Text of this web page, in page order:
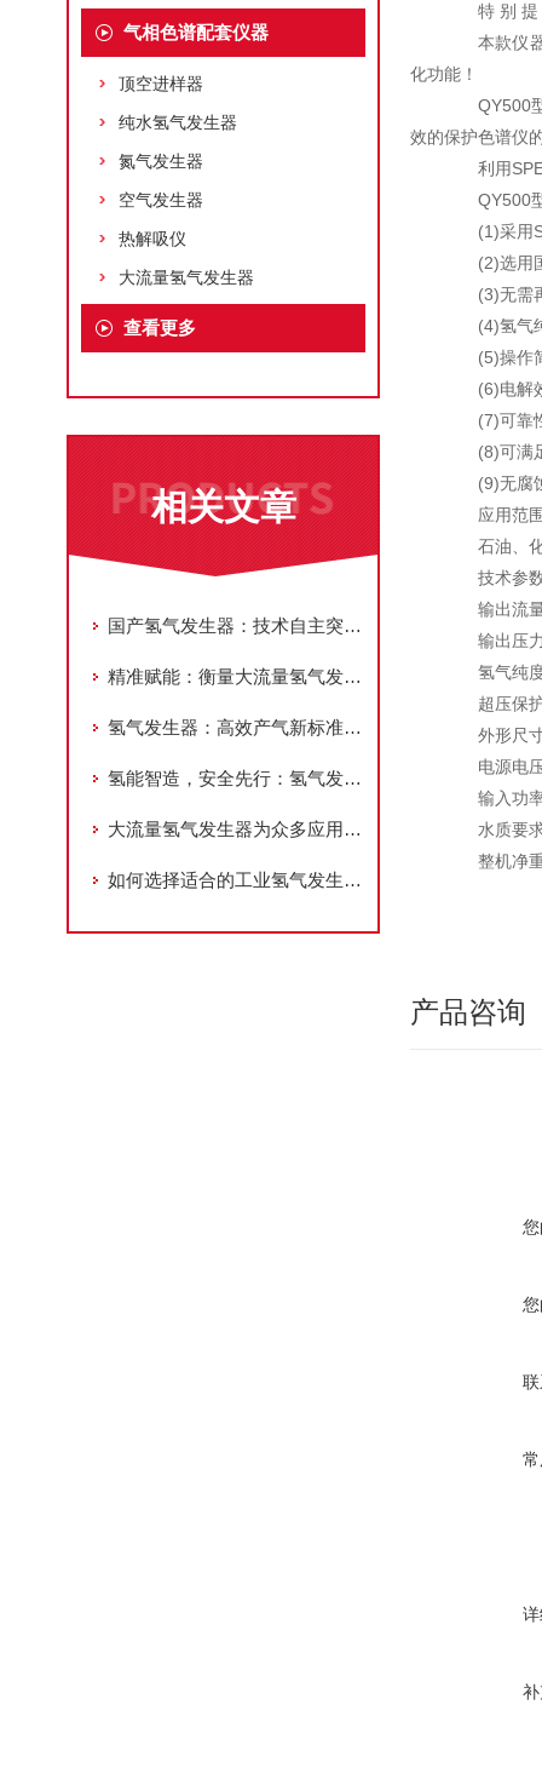
气相色谱配套仪器
顶空进样器
纯水氢气发生器
氮气发生器
空气发生器
热解吸仪
大流量氢气发生器
查看更多
相关文章
国产氢气发生器：技术自主突破，掀起氢能装备国产化浪潮
精准赋能：衡量大流量氢气发生器性能的核心指标解析
氢气发生器：高效产气新标准，赋能多领域能源需求
氢能智造，安全先行：氢气发生器的工艺进化论
大流量氢气发生器为众多应用场景提供可靠支持
如何选择适合的工业氢气发生器？
特 别 提
本款仪器
化功能！
QY500
效的保护色谱仪
利用SPE
QY500
(1)采用
(2)选用国
(3)无需再
(4)氢气纯
(5)操作简
(6)电解
(7)可靠性
(8)可满足
(9)无腐蚀
应用范
石油、化
技术参
输出流
输出压
氢气
超压
外形尺寸
电源电
输入
水质要求
整机净
产品咨询